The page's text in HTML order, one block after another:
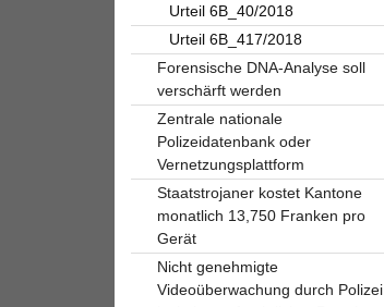
Urteil 6B_40/2018
Urteil 6B_417/2018
Forensische DNA-Analyse soll
verschärft werden
Zentrale nationale
Polizeidatenbank oder
Vernetzungsplattform
Staatstrojaner kostet Kantone
monatlich 13,750 Franken pro
Gerät
Nicht genehmigte
Videoüberwachung durch Polizei